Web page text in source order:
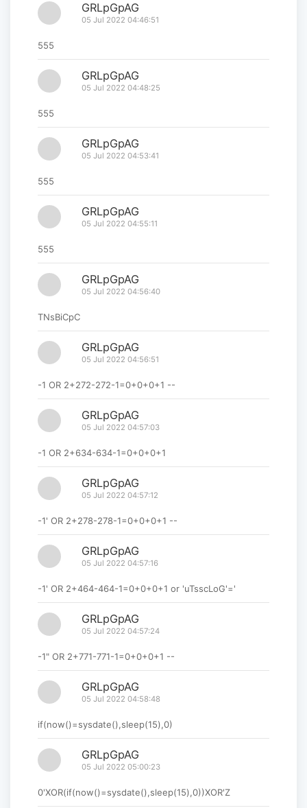
GRLpGpAG
05 Jul 2022 04:46:51
555
GRLpGpAG
05 Jul 2022 04:48:25
555
GRLpGpAG
05 Jul 2022 04:53:41
555
GRLpGpAG
05 Jul 2022 04:55:11
555
GRLpGpAG
05 Jul 2022 04:56:40
TNsBiCpC
GRLpGpAG
05 Jul 2022 04:56:51
-1 OR 2+272-272-1=0+0+0+1 --
GRLpGpAG
05 Jul 2022 04:57:03
-1 OR 2+634-634-1=0+0+0+1
GRLpGpAG
05 Jul 2022 04:57:12
-1' OR 2+278-278-1=0+0+0+1 --
GRLpGpAG
05 Jul 2022 04:57:16
-1' OR 2+464-464-1=0+0+0+1 or 'uTsscLoG'='
GRLpGpAG
05 Jul 2022 04:57:24
-1" OR 2+771-771-1=0+0+0+1 --
GRLpGpAG
05 Jul 2022 04:58:48
if(now()=sysdate(),sleep(15),0)
GRLpGpAG
05 Jul 2022 05:00:23
0'XOR(if(now()=sysdate(),sleep(15),0))XOR'Z